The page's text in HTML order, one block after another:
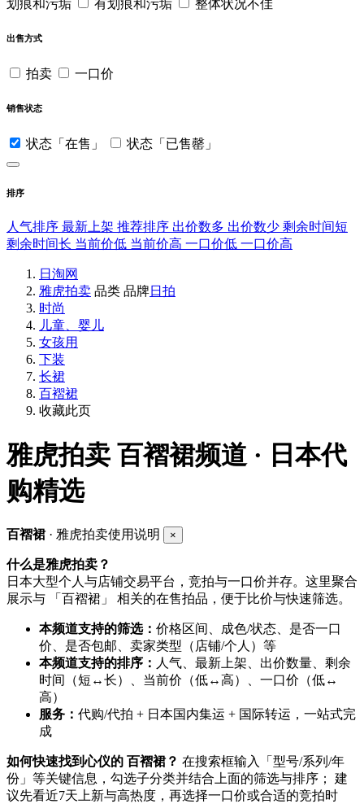
划痕和污垢 有划痕和污垢 整体状况不佳
出售方式
拍卖 一口价
销售状态
状态「在售」 状态「已售罄」
排序
人气排序 最新上架 推荐排序 出价数多 出价数少 剩余时间短
剩余时间长 当前价低 当前价高 一口价低 一口价高
日淘网
雅虎拍卖 品类 品牌日拍
时尚
儿童、婴儿
女孩用
下装
长裙
百褶裙
收藏此页
雅虎拍卖 百褶裙频道 · 日本代
购精选
百褶裙· 雅虎拍卖使用说明 ×
什么是雅虎拍卖？
日本大型个人与店铺交易平台，竞拍与一口价并存。这里聚合
展示与 「百褶裙」 相关的在售拍品，便于比价与快速筛选。
本频道支持的筛选： 价格区间、成色/状态、是否一口
价、是否包邮、卖家类型（店铺/个人）等
本频道支持的排序： 人气、最新上架、出价数量、剩余
时间（短↔长）、当前价（低↔高）、一口价（低↔
高）
服务： 代购/代拍 + 日本国内集运 + 国际转运，一站式完
成
如何快速找到心仪的 百褶裙？ 在搜索框输入「型号/系列/年
份」等关键信息，勾选子分类并结合上面的筛选与排序； 建
议先看近7天上新与高热度，再选择一口价或合适的竞拍时